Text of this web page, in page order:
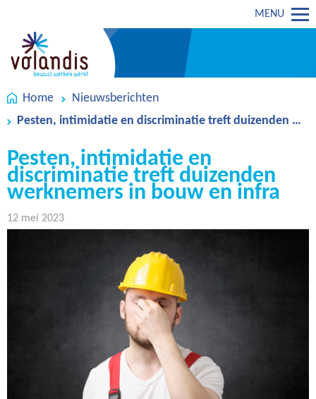
MENU
Home
Nieuwsberichten
Pesten, intimidatie en discriminatie treft duizenden werknemers in bouw en infra
Pesten, intimidatie en
discriminatie treft duizenden
werknemers in bouw en infra
12 mei 2023